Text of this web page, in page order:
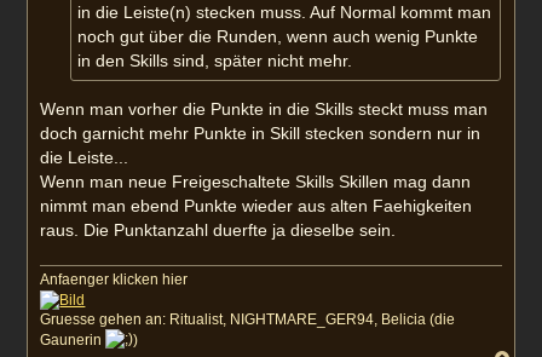
in die Leiste(n) stecken muss. Auf Normal kommt man
noch gut über die Runden, wenn auch wenig Punkte
in den Skills sind, später nicht mehr.
Wenn man vorher die Punkte in die Skills steckt muss man
doch garnicht mehr Punkte in Skill stecken sondern nur in
die Leiste...
Wenn man neue Freigeschaltete Skills Skillen mag dann
nimmt man ebend Punkte wieder aus alten Faehigkeiten
raus. Die Punktanzahl duerfte ja dieselbe sein.
Anfaenger klicken hier
Gruesse gehen an: Ritualist, NIGHTMARE_GER94, Belicia (die
Gaunerin
)